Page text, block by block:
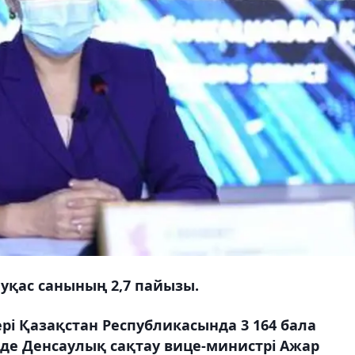
санының 2,7 пайызы.
Қазақстан Республикасында 3 164 бала
Денсаулық сақтау вице-министрі Ажар